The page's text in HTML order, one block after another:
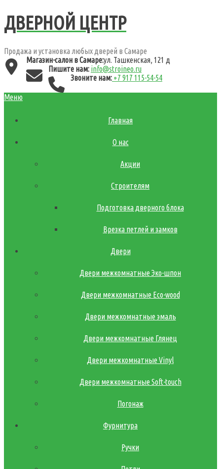
ДВЕРНОЙ ЦЕНТР
Продажа и установка любых дверей в Самаре
Магазин-салон в Самаре:ул. Ташкенская, 121 д
Пишите нам: info@stroineo.ru
Звоните нам: +7 917 115-54-54
Меню
Главная
О нас
Акции
Строителям
Подготовка дверного блока
Врезка петлей и замков
Двери
Двери межкомнатные Эко-шпон
Двери межкомнатные Eco-wood
Двери межкомнатные эмаль
Двери межкомнатные Глянец
Двери межкомнатные Vinyl
Двери межкомнатные Soft-touch
Погонаж
Фурнитура
Ручки